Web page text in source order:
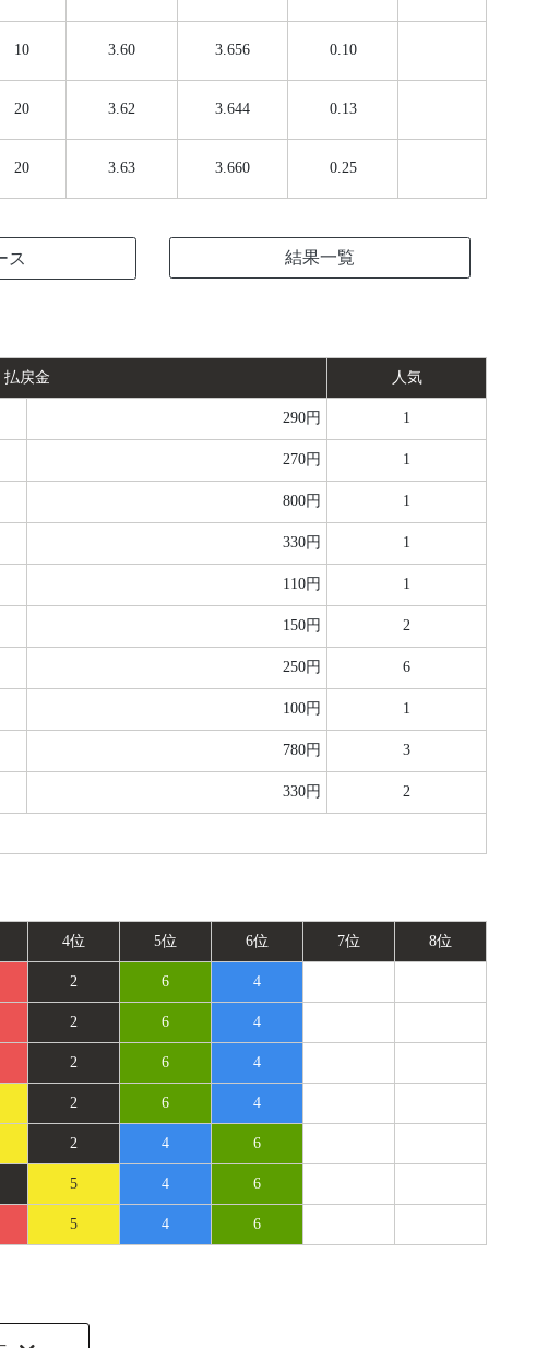
10 3.60 3.656 0.10
20 3.62 3.644 0.13
20 3.63 3.660 0.25
ス 結果一覧
払戻金 人気
290円 1
270円 1
800円 1
330円 1
110円 1
150円 2
250円 6
100円 1
780円 3
330円 2
4位 5位 6位 7位 8位
2 6 4
2 6 4
2 6 4
2 6 4
2 4 6
5 4 6
5 4 6